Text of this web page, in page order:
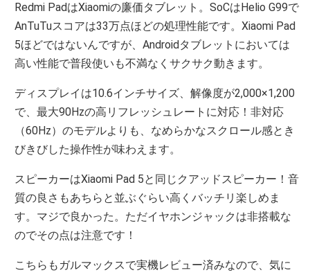
Redmi PadはXiaomiの廉価タブレット。SoCはHelio G99で
AnTuTuスコアは33万点ほどの処理性能です。Xiaomi Pad
5ほどではないんですが、Androidタブレットにおいては
高い性能で普段使いも不満なくサクサク動きます。
ディスプレイは10.6インチサイズ、解像度が2,000×1,200
で、最大90Hzの高リフレッシュレートに対応！非対応
（60Hz）のモデルよりも、なめらかなスクロール感とき
びきびした操作性が味わえます。
スピーカーはXiaomi Pad 5と同じクアッドスピーカー！音
質の良さもあちらと並ぶぐらい高くバッチリ楽しめま
す。マジで良かった。ただイヤホンジャックは非搭載な
のでその点は注意です！
こちらもガルマックスで実機レビュー済みなので、気に